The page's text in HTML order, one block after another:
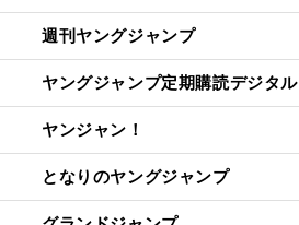
週刊ヤングジャンプ
ヤングジャンプ定期購読デジタル
ヤンジャン！
となりのヤングジャンプ